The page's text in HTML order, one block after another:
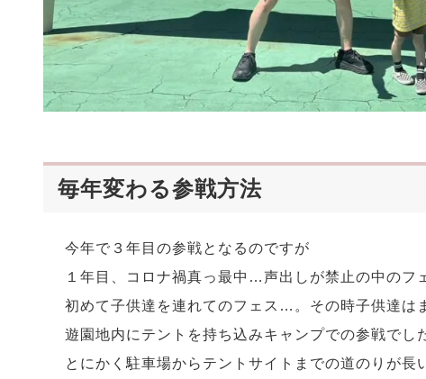
毎年変わる参戦方法
今年で３年目の参戦となるのですが
１年目、コロナ禍真っ最中…声出しが禁止の中のフ
初めて子供達を連れてのフェス…。その時子供達は
遊園地内にテントを持ち込みキャンプでの参戦でし
とにかく駐車場からテントサイトまでの道のりが長